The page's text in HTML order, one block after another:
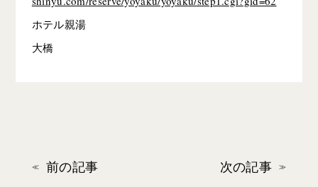
ホテル親湯
大橋
前の記事 次の記事